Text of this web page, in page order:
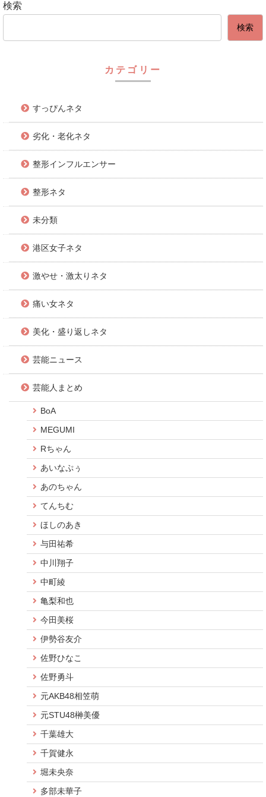
検索
検索
カテゴリー
すっぴんネタ
劣化・老化ネタ
整形インフルエンサー
整形ネタ
未分類
港区女子ネタ
激やせ・激太りネタ
痛い女ネタ
美化・盛り返しネタ
芸能ニュース
芸能人まとめ
BoA
MEGUMI
Rちゃん
あいなぷぅ
あのちゃん
てんちむ
ほしのあき
与田祐希
中川翔子
中町綾
亀梨和也
今田美桜
伊勢谷友介
佐野ひなこ
佐野勇斗
元AKB48相笠萌
元STU48榊美優
千葉雄大
千賀健永
堀未央奈
多部未華子